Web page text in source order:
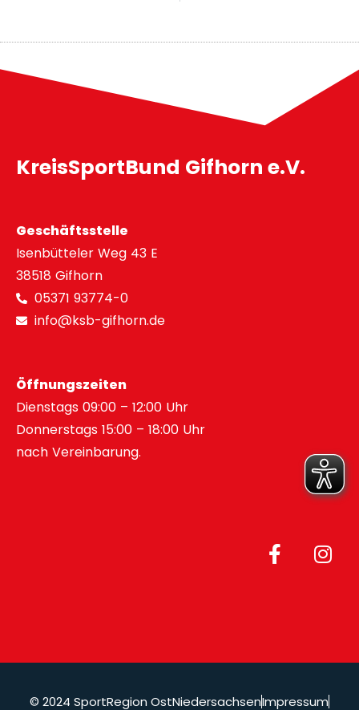
KreisSportBund Gifhorn e.V.
Geschäftsstelle
Isenbütteler Weg 43 E
38518 Gifhorn
05371 93774-0
info@ksb-gifhorn.de
Öffnungszeiten
Dienstags 09:00 – 12:00 Uhr
Donnerstags 15:00 – 18:00 Uhr
nach Vereinbarung.
© 2024 SportRegion OstNiedersachsenImpressum